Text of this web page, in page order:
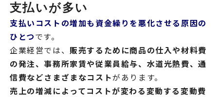
支払いが多い
支払いコストの増加も資金繰りを悪化させる原因の
ひとつです。
企業経営では、 販売するために商品の仕入や材料費
の発注、事務所家賃や従業員給与、水道光熱費、通
信費などさまざまなコストがあります。
売上の増減によってコストが変わる変動する変動費